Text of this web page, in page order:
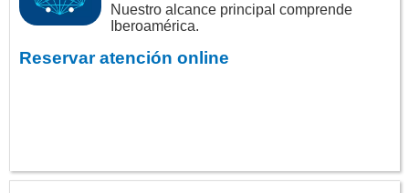
Nuestro alcance principal comprende
Iberoamérica.
Reservar atención online